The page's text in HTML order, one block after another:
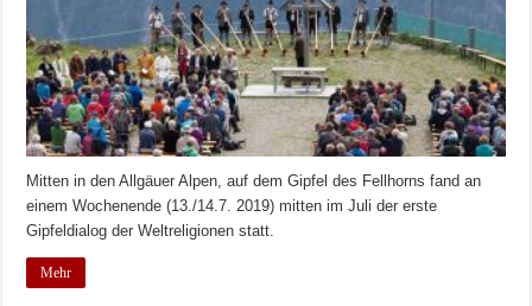
Mitten in den Allgäuer Alpen, auf dem Gipfel des Fellhorns fand an
einem Wochenende (13./14.7. 2019) mitten im Juli der erste
Gipfeldialog der Weltreligionen statt.
Mehr